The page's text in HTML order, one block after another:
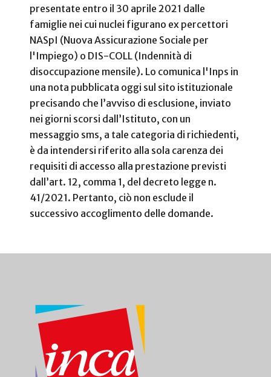
presentate entro il 30 aprile 2021 dalle
famiglie nei cui nuclei figurano ex percettori
NASpI (Nuova Assicurazione Sociale per
l'Impiego) o DIS-COLL (Indennità di
disoccupazione mensile). Lo comunica l'Inps in
una nota pubblicata oggi sul sito istituzionale
precisando che l’avviso di esclusione, inviato
nei giorni scorsi dall’Istituto, con un
messaggio sms, a tale categoria di richiedenti,
è da intendersi riferito alla sola carenza dei
requisiti di accesso alla prestazione previsti
dall’art. 12, comma 1, del decreto legge n.
41/2021. Pertanto, ciò non esclude il
successivo accoglimento delle domande.